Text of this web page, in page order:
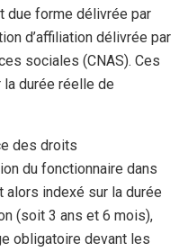
due forme délivrée par
d’affiliation délivrée par
sociales (CNAS). Ces
durée réelle de
des droits
du fonctionnaire dans
alors indexé sur la durée
(soit 3 ans et 6 mois),
obligatoire devant les